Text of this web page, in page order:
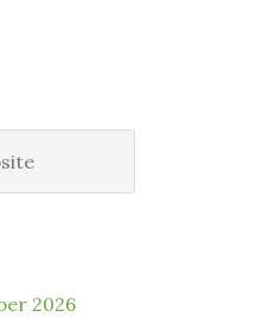
2026